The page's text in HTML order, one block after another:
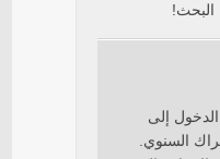
البحث!
إلى
للاشتراك السنوي.